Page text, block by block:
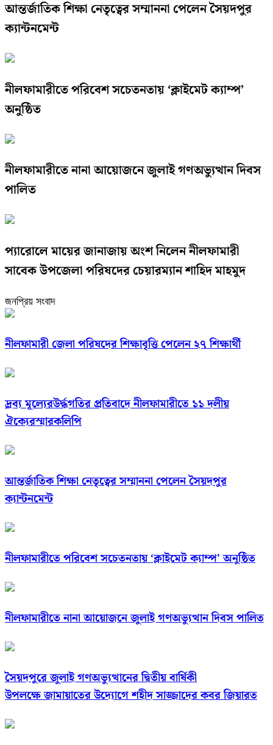
আন্তর্জাতিক শিক্ষা নেতৃত্বের সম্মাননা পেলেন সৈয়দপুর
ক্যান্টনমেন্ট
নীলফামারীতে পরিবেশ সচেতনতায় ‘ক্লাইমেট ক্যাম্প’
অনুষ্ঠিত
নীলফামারীতে নানা আয়োজনে জুলাই গণঅভ্যুত্থান দিবস
পালিত
প্যারোলে মায়ের জানাজায় অংশ নিলেন নীলফামারী
সাবেক উপজেলা পরিষদের চেয়ারম্যান শাহিদ মাহমুদ
জনপ্রিয় সংবাদ
নীলফামারী জেলা পরিষদের শিক্ষাবৃত্তি পেলেন ২৭ শিক্ষার্থী
দ্রব্য মূল্যেরউর্দ্ধগতির প্রতিবাদে নীলফামারীতে ১১ দলীয়
ঐক্যেরস্মারকলিপি
আন্তর্জাতিক শিক্ষা নেতৃত্বের সম্মাননা পেলেন সৈয়দপুর
ক্যান্টনমেন্ট
নীলফামারীতে পরিবেশ সচেতনতায় ‘ক্লাইমেট ক্যাম্প’ অনুষ্ঠিত
নীলফামারীতে নানা আয়োজনে জুলাই গণঅভ্যুত্থান দিবস পালিত
সৈয়দপুরে জুলাই গণঅভ্যুত্থানের দ্বিতীয় বার্ষিকী
উপলক্ষে জামায়াতের উদ্যোগে শহীদ সাজ্জাদের কবর জিয়ারত